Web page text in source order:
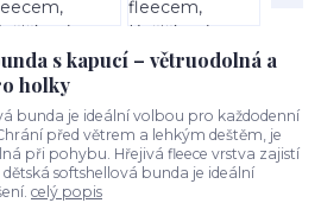
s kapucí – větruodolná a
holky
bunda je ideální volbou pro každodenní
před větrem a lehkým deštěm, je
při pohybu. Hřejivá fleece vrstva zajistí
softshellová bunda je ideální
celý popis